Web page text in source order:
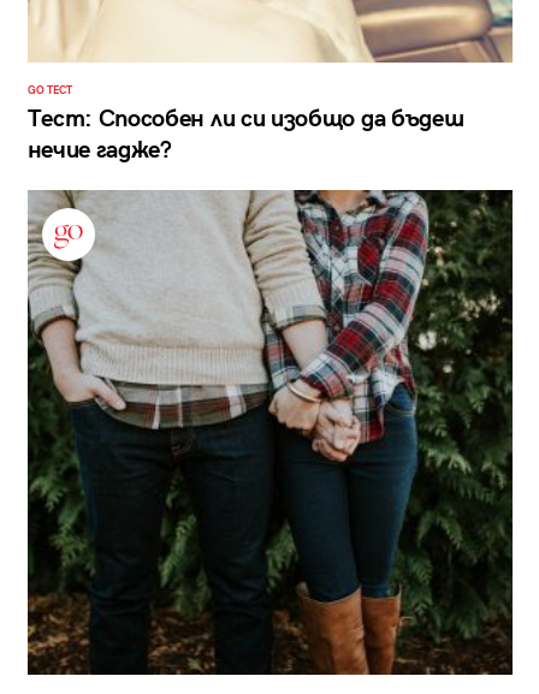
GO ТЕСТ
Тест: Способен ли си изобщо да бъдеш
нечие гадже?